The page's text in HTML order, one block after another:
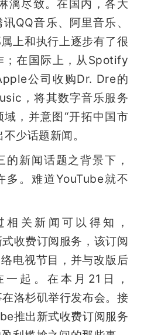
漓尽致。在国内，各大
QQ音乐、阿里音乐、
上和执行上逐步有了很
；在国际上，从Spotify
公司收购Dr. Dre的
，将其数字音乐服务
，并意图“开拓中国市
少话题新闻。
新闻话题之背景下，
多。难道YouTube就不
关新闻可以得知，
收费订阅服务，该订阅
电视节目，并与改版后
起。在本月21日，
洛杉矶举行发布会。接
推出新式收费订阅服务